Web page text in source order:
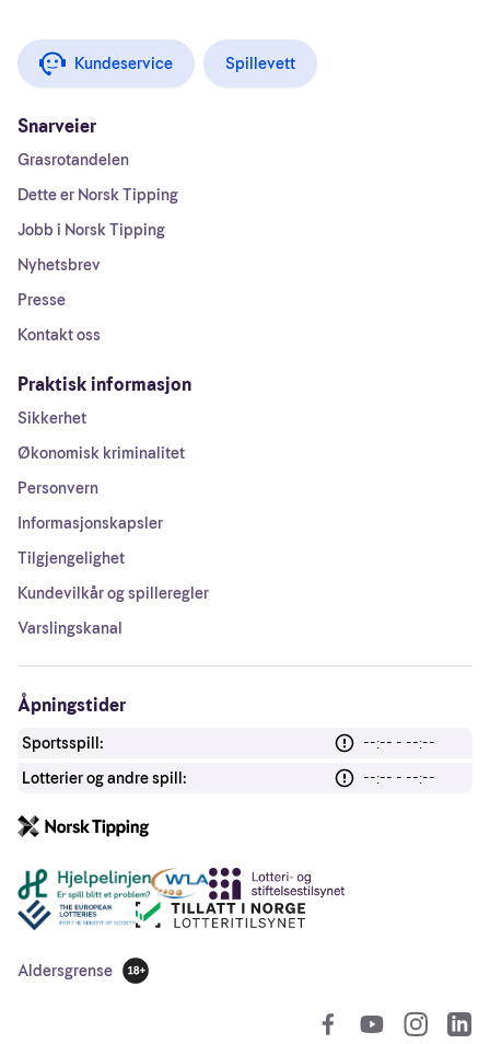
Kundeservice Spillevett
Snarveier
Grasrotandelen
Dette er Norsk Tipping
Jobb i Norsk Tipping
Nyhetsbrev
Presse
Kontakt oss
Praktisk informasjon
Sikkerhet
Økonomisk kriminalitet
Personvern
Informasjonskapsler
Tilgjengelighet
Kundevilkår og spilleregler
Varslingskanal
Åpningstider
Sportsspill:
--:-- - --:--
Lotterier og andre spill:
--:-- - --:--
Andre lenker
Aldersgrense
18 år